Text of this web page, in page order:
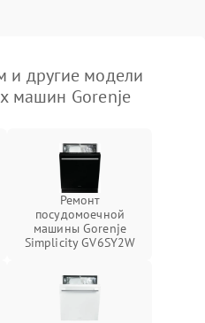
другие модели
машин Gorenje
Ремонт
посудомоечной
машины Gorenje
Simplicity GV6SY2W